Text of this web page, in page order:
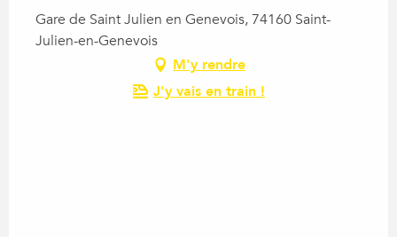
Gare de Saint Julien en Genevois, 74160 Saint-
Julien-en-Genevois
M'y rendre
J'y vais en train !